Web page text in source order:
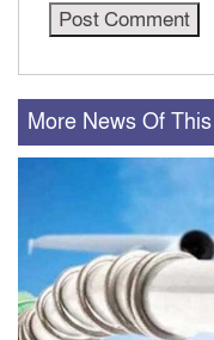
More News Of